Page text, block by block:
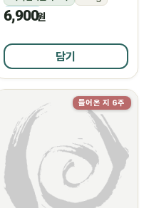
냉장
6,900원
담기
들어온 지 6주